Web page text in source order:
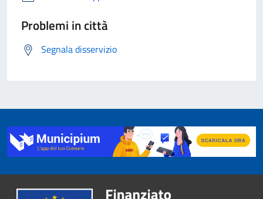
Problemi in città
Segnala disservizio